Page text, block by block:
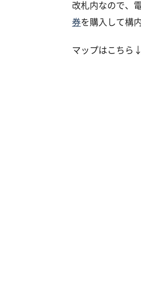
改札内なので、
券を購入して構
マップはこちら↓